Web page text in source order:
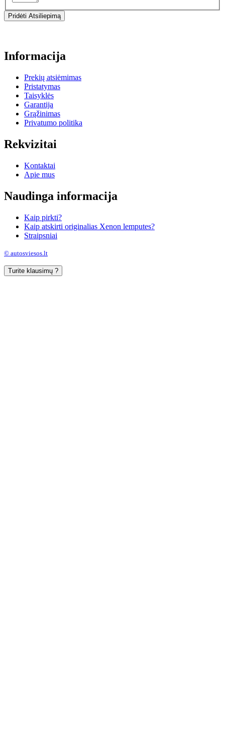
Pridėti Atsiliepimą
Informacija
Prekių atsiėmimas
Pristatymas
Taisyklės
Garantija
Grąžinimas
Privatumo politika
Rekvizitai
Kontaktai
Apie mus
Naudinga informacija
Kaip pirkti?
Kaip atskirti originalias Xenon lemputes?
Straipsniai
© autosviesos.lt
Turite klausimų ?